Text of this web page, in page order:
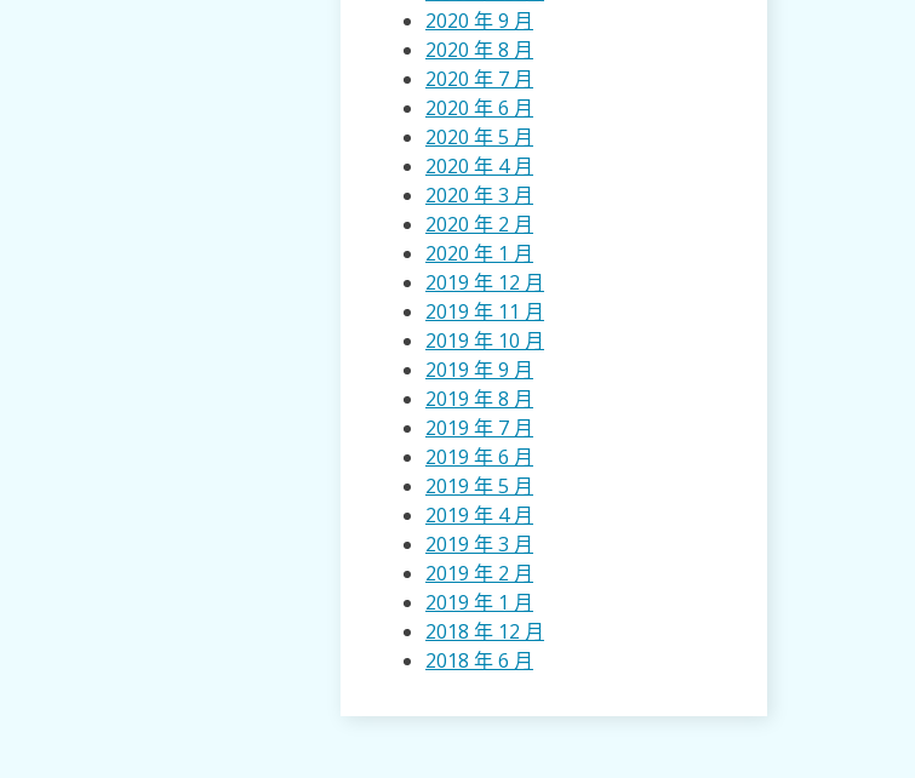
2020 年 9 月
2020 年 8 月
2020 年 7 月
2020 年 6 月
2020 年 5 月
2020 年 4 月
2020 年 3 月
2020 年 2 月
2020 年 1 月
2019 年 12 月
2019 年 11 月
2019 年 10 月
2019 年 9 月
2019 年 8 月
2019 年 7 月
2019 年 6 月
2019 年 5 月
2019 年 4 月
2019 年 3 月
2019 年 2 月
2019 年 1 月
2018 年 12 月
2018 年 6 月